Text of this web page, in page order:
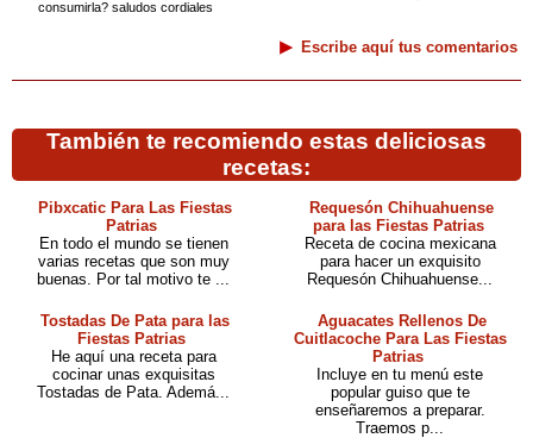
consumirla? saludos cordiales
Escribe aquí tus comentarios
También te recomiendo estas deliciosas
recetas:
Pibxcatic Para Las Fiestas
Patrias
En todo el mundo se tienen
varias recetas que son muy
buenas. Por tal motivo te ...
Requesón Chihuahuense
para las Fiestas Patrias
Receta de cocina mexicana
para hacer un exquisito
Requesón Chihuahuense...
Tostadas De Pata para las
Fiestas Patrias
He aquí una receta para
cocinar unas exquisitas
Tostadas de Pata. Ademá...
Aguacates Rellenos De
Cuitlacoche Para Las Fiestas
Patrias
Incluye en tu menú este
popular guiso que te
enseñaremos a preparar.
Traemos p...